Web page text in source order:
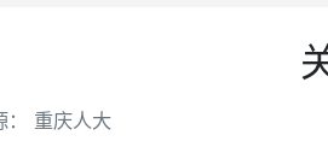
： 重庆人大